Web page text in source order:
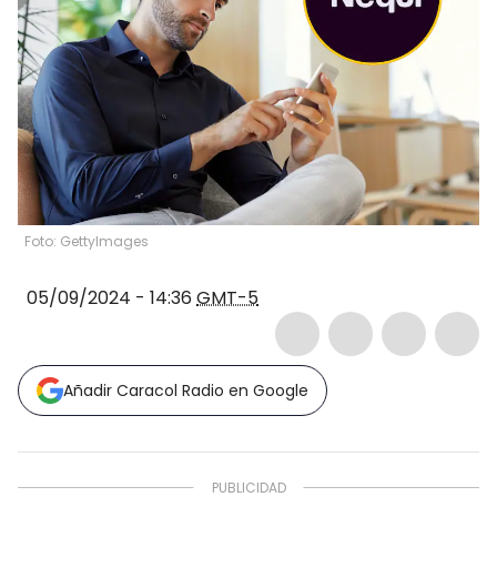
Foto: GettyImages
05/09/2024 - 14:36 GMT-5
Añadir Caracol Radio en Google